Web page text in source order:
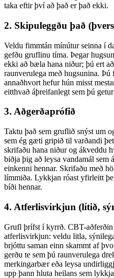
taka eftir því að það er það ekki.
2. Skipuleggðu það
Veldu fimmtán mínútur seinna í
gefðu gruflinu tíma. Þegar
ekki að bæla hana niður; þú ert
raunverulega með hugsunina.
annaðhvort hefur hún misst
eitthvað áþreifanlegt sem þú
3. Aðgerðaprófið
Taktu það sem gruflið snýst um
sem ég gæti gripið til varðandi
skrifaðu hana niður og ákveddu
biðja þig að leysa vandamál sem
einkenni hennar. Skrifaðu með
límmiða. Lykkjan róast yfirleitt
bíði hennar.
4. Atferlisvirkjun (lítið,
Grufl þrífst í kyrrð. CBT-aðferðin
atferlisvirkjun: veldu litla,
brjóttu saman einn skammt af
gerðu te sem þú raunverulega
merkingarbær eða leysa
upp þann hluta heilans sem